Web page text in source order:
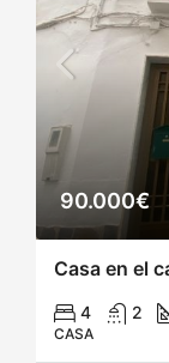
90.000€
Casa en el
4 2
CASA